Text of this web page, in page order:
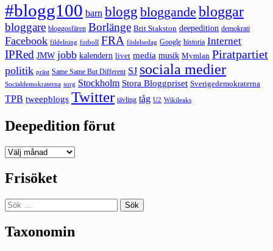
#blogg100 barn blogg bloggande bloggar
bloggare bloggosfären Borlänge Brit Stakston deepedition demokrati
Facebook fildelning fotboll FRA födelsedag Google historia Internet
IPRed JMW jobb kalendern livet media musik Mymlan Piratpartiet
politik präst Same Same But Different SJ sociala medier
Socialdemokraterna sorg Stockholm Stora Bloggpriset Sverigedemokraterna
TPB tweepblogs Twitter tävling tåg U2 Wikileaks
Deepedition förut
Deepedition
Frisöket
Sök
efter:
Taxonomin